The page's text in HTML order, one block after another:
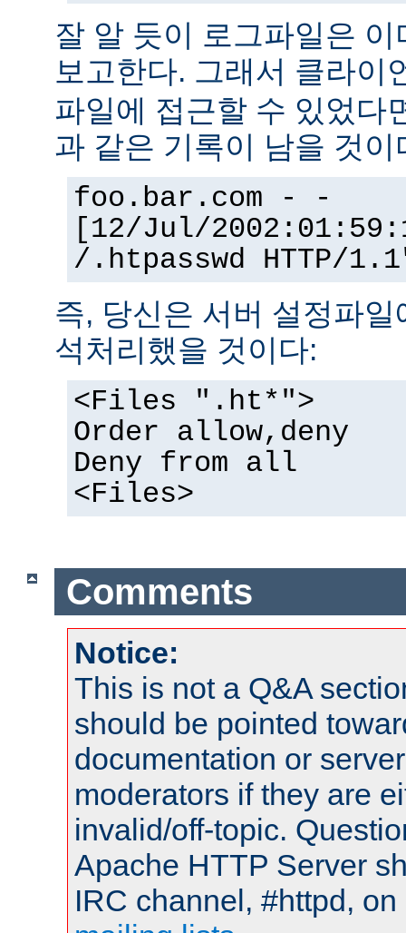
잘 알 듯이 로그파일은
보고한다. 그래서 클라이
파일에 접근할 수 있었다
과 같은 기록이 남을 것이
foo.bar.com - -
[12/Jul/
/.htpasswd HTTP/
즉, 당신은 서버 설정파
석처리했을 것이다:
<Files ".ht*">
Order allow,deny
Deny from all
<Files>
Comments
Notice:
This is not a Q&A
should be pointed
documentation or
moderators if they are
invalid/off-topic.
Apache HTTP Server
IRC channel, #httpd,